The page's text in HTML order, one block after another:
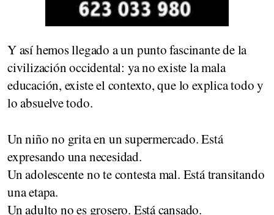
Y así hemos llegado a un punto fascinante de la
civilización occidental: ya no existe la mala
educación, existe el contexto, que lo explica todo y
lo absuelve todo.
Un niño no grita en un supermercado. Está
expresando una necesidad.
Un adolescente no te contesta mal. Está transitando
una etapa.
Un adulto no es grosero. Está cansado.